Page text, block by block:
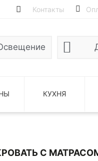
Контакты
КУХНЯ
С